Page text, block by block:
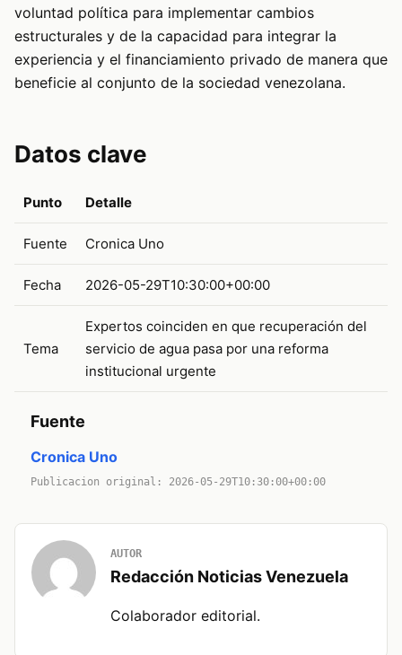
voluntad política para implementar cambios
estructurales y de la capacidad para integrar la
experiencia y el financiamiento privado de manera que
beneficie al conjunto de la sociedad venezolana.
Datos clave
Punto Detalle
Fuente Cronica Uno
Fecha 2026-05-29T10:30:00+00:00
Tema
Expertos coinciden en que recuperación del
servicio de agua pasa por una reforma
institucional urgente
Fuente
Cronica Uno
Publicacion original: 2026-05-29T10:30:00+00:00
AUTOR
Redacción Noticias Venezuela
Colaborador editorial.